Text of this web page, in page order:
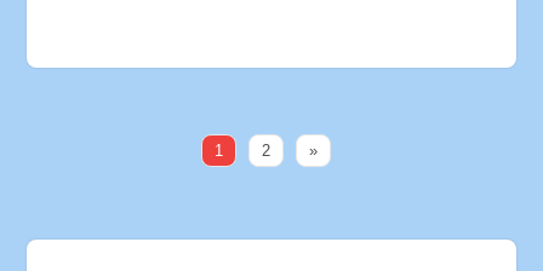
1 2 »